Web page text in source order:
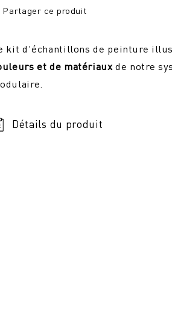
Partager ce produit
kit d'échantillons de peinture
et de matériauxde notre
Détails du produit